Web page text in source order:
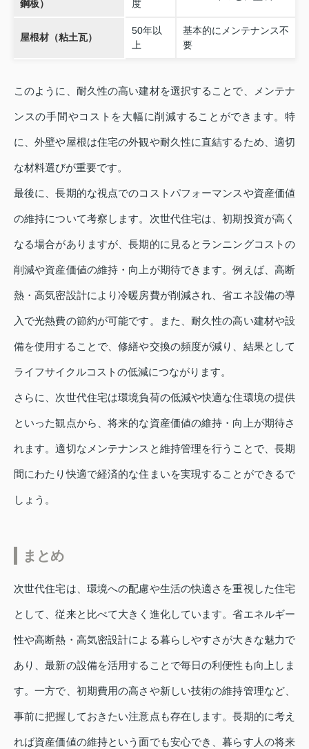
鋼板）
度
屋根材（粘土瓦）
50年以
上
基本的にメンテナンス不
要
このように、耐久性の高い建材を選択することで、メンテナ
ンスの手間やコストを大幅に削減することができます。特
に、外壁や屋根は住宅の外観や耐久性に直結するため、適切
な材料選びが重要です。
最後に、長期的な視点でのコストパフォーマンスや資産価値
の維持について考察します。次世代住宅は、初期投資が高く
なる場合がありますが、長期的に見るとランニングコストの
削減や資産価値の維持・向上が期待できます。例えば、高断
熱・高気密設計により冷暖房費が削減され、省エネ設備の導
入で光熱費の節約が可能です。また、耐久性の高い建材や設
備を使用することで、修繕や交換の頻度が減り、結果として
ライフサイクルコストの低減につながります。
さらに、次世代住宅は環境負荷の低減や快適な住環境の提供
といった観点から、将来的な資産価値の維持・向上が期待さ
れます。適切なメンテナンスと維持管理を行うことで、長期
間にわたり快適で経済的な住まいを実現することができるで
しょう。
まとめ
次世代住宅は、環境への配慮や生活の快適さを重視した住宅
として、従来と比べて大きく進化しています。省エネルギー
性や高断熱・高気密設計による暮らしやすさが大きな魅力で
あり、最新の設備を活用することで毎日の利便性も向上しま
す。一方で、初期費用の高さや新しい技術の維持管理など、
事前に把握しておきたい注意点も存在します。長期的に考え
れば資産価値の維持という面でも安心でき、暮らす人の将来